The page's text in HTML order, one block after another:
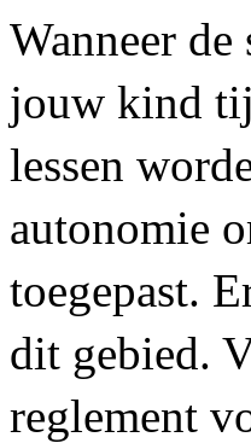
Wanneer
jouw kind
lessen
autonomie
toegepast.
dit gebied.
reglement